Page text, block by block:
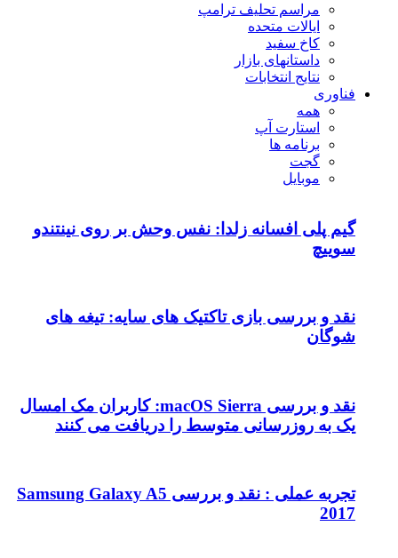
مراسم تحلیف ترامپ
ایالات متحده
کاخ سفید
داستانهای بازار
نتایج انتخابات
فناوری
همه
استارت آپ
برنامه ها
گجت
موبایل
گیم پلی افسانه زلدا: نفس وحش بر روی نینتندو
سوییچ
نقد و بررسی بازی تاکتیک های سایه: تیغه های
شوگان
نقد و بررسی macOS Sierra: کاربران مک امسال
یک به روزرسانی متوسط را دریافت می کنند
تجربه عملی : نقد و بررسی Samsung Galaxy A5
2017